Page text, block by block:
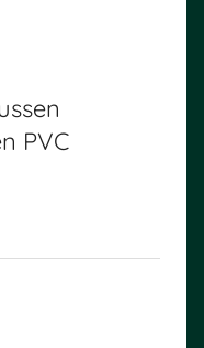
PVC